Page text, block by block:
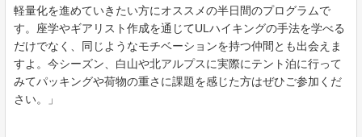
軽量化を進めていきたい方にオススメの半日間のプログラムで
す。座学やギアリスト作成を通じてULハイキングの手法を学べる
だけでなく、同じようなモチベーションを持つ仲間とも出会えま
すよ。今シーズン、白山や北アルプスに実際にテント泊に行って
みてパッキングや荷物の重さに課題を感じた方はぜひご参加くだ
さい。」